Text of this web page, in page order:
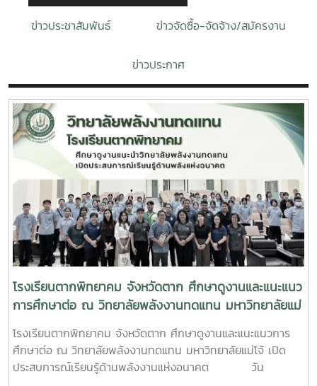
ข่าวประชาสัมพันธ์ ข่าวจัดซื้อ-จัดจ้าง/สมัครงาน
ข่าวประกาศ
โรงเรียนตากพิทยาคม จังหวัดตาก ศึกษาดูงานและแนะแนว
การศึกษาต่อ ณ วิทยาลัยพลังงานทดแทน มหาวิทยาลัยแม่
โจ้ เปิดประสบการณ์เรียนรู้ด้านพลังงานแห่งอนาคต
โรงเรียนตากพิทยาคม จังหวัดตาก ศึกษาดูงานและแนะแนวการ
ศึกษาต่อ ณ วิทยาลัยพลังงานทดแทน มหาวิทยาลัยแม่โจ้ เปิด
ประสบการณ์เรียนรู้ด้านพลังงานแห่งอนาคต วัน